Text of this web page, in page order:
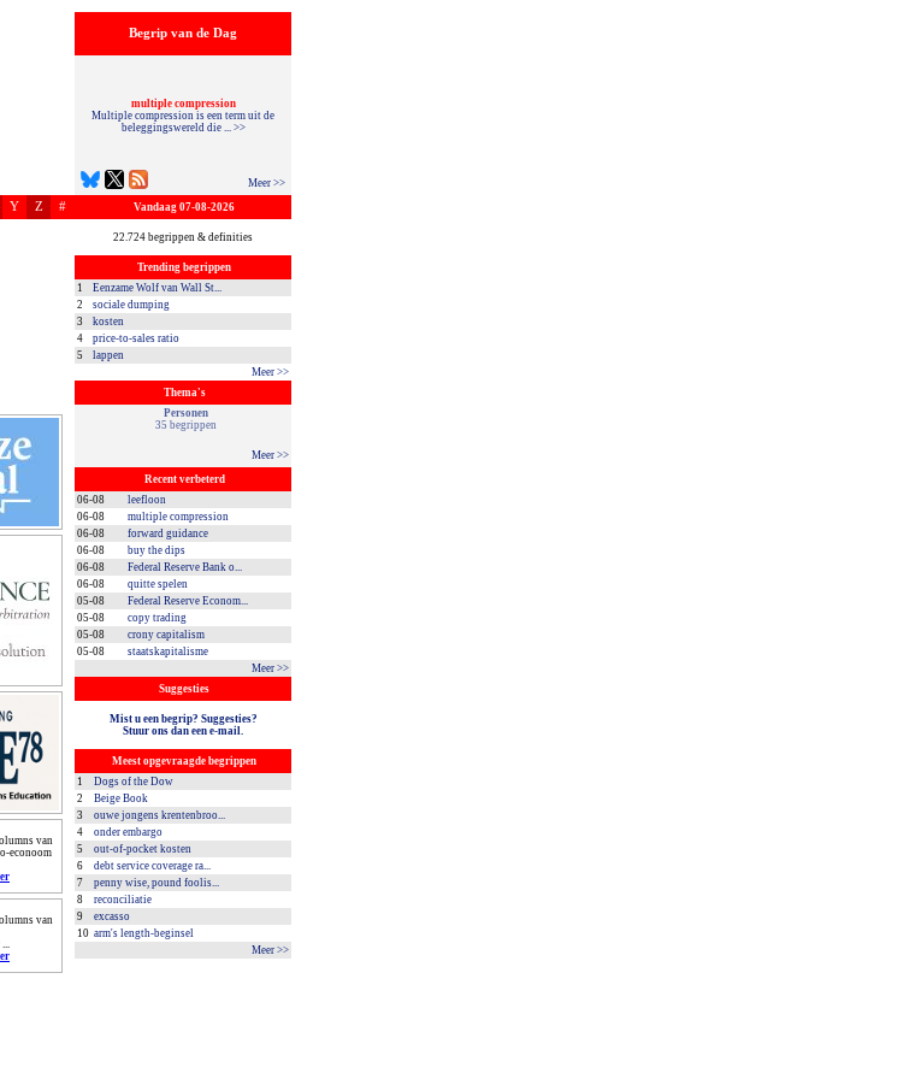
Y Z #
Begrip van de Dag
Meer >>
multiple compression
Multiple compression is een term uit de
beleggingswereld die ... >>
Vandaag 07-08-2026
22.724 begrippen & definities
Trending begrippen
1
Eenzame Wolf van Wall St...
2
sociale dumping
3
kosten
4
price-to-sales ratio
5
lappen
Meer >>
Thema's
Personen
35 begrippen
Meer >>
Recent verbeterd
06-08
leefloon
06-08
multiple compression
06-08
forward guidance
06-08
buy the dips
06-08
Federal Reserve Bank o...
06-08
quitte spelen
05-08
Federal Reserve Econom...
05-08
copy trading
05-08
crony capitalism
05-08
staatskapitalisme
Meer >>
Suggesties
Mist u een begrip? Suggesties?
Stuur ons dan een e-mail.
Meest opgevraagde begrippen
1
Dogs of the Dow
2
Beige Book
3
ouwe jongens krentenbroo...
4
onder embargo
5
out-of-pocket kosten
6
debt service coverage ra...
7
penny wise, pound foolis...
8
reconciliatie
9
excasso
10 arm's length-beginsel
Meer >>
van
econoom
van